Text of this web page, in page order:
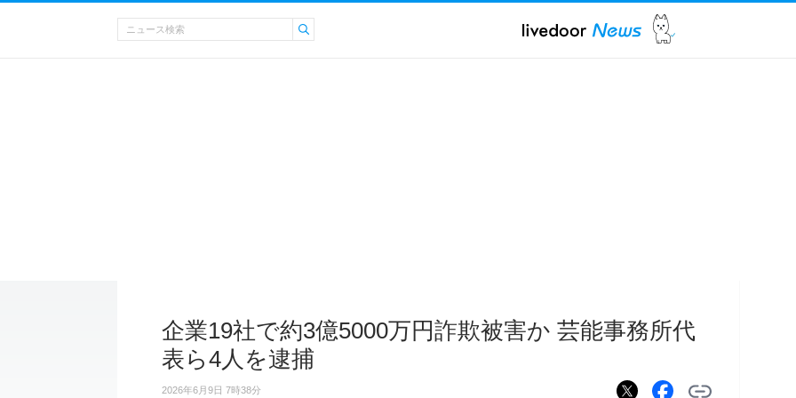
企業19社で約3億5000万円詐欺被害か 芸能事務所代
表ら4人を逮捕
2026年6月9日 7時38分